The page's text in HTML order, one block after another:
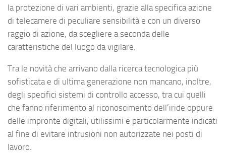
la protezione di vari ambienti, grazie alla specifica azione
di telecamere di peculiare sensibilità e con un diverso
raggio di azione, da scegliere a seconda delle
caratteristiche del luogo da vigilare.
Tra le novità che arrivano dalla ricerca tecnologica più
sofisticata e di ultima generazione non mancano, inoltre,
degli specifici sistemi di controllo accesso, tra cui quelli
che fanno riferimento al riconoscimento dell’iride oppure
delle impronte digitali, utilissimi e particolarmente indicati
al fine di evitare intrusioni non autorizzate nei posti di
lavoro.